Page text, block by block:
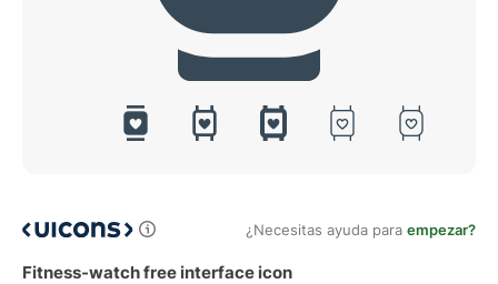
¿Necesitas ayuda para empezar?
Fitness-watch free interface icon